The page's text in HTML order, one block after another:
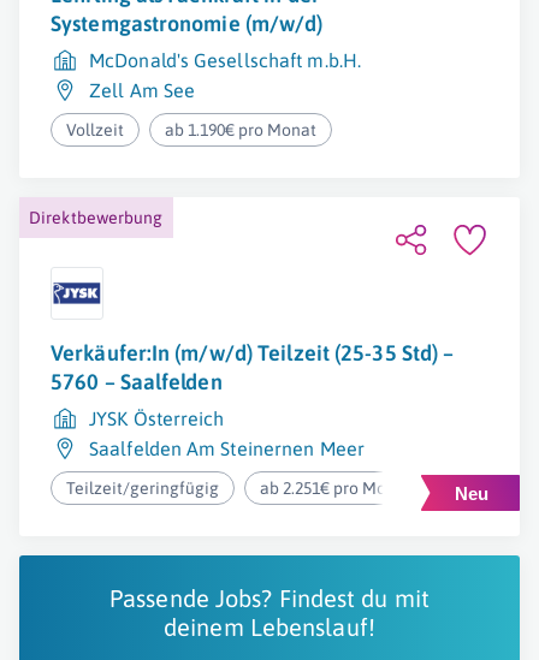
Systemgastronomie (m/w/d)
McDonald's Gesellschaft m.b.H.
Zell Am See
Vollzeit ab 1.190€ pro Monat
Direktbewerbung
Verkäufer:In (m/w/d) Teilzeit (25-35 Std) –
5760 – Saalfelden
JYSK Österreich
Saalfelden Am Steinernen Meer
Teilzeit/geringfügig ab 2.251€ pro Monat
Passende Jobs? Findest du mit
deinem Lebenslauf!